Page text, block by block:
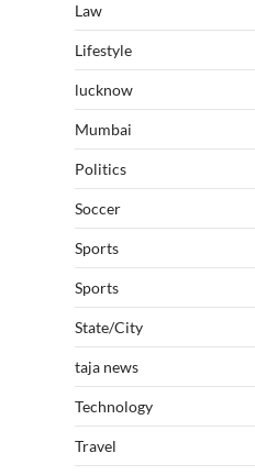
Law
Lifestyle
lucknow
Mumbai
Politics
Soccer
Sports
Sports
State/City
taja news
Technology
Travel